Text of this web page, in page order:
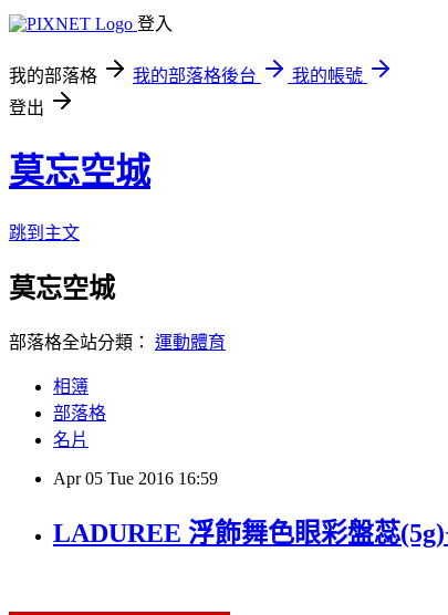
登入
我的部落格 我的部落格後台
我的帳號
登出
莫忘空城
跳到主文
莫忘空城
部落格全站分類： 運動體育
相簿
部落格
名片
Apr 05 Tue 2016 16:59
LADUREE 浮飾舞色眼彩盤蕊